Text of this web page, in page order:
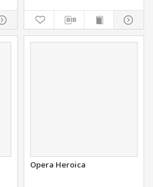
Opera Heroica